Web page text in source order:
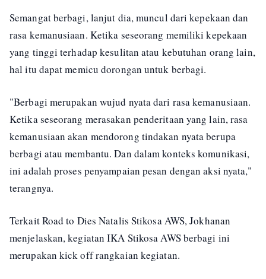
Semangat berbagi, lanjut dia, muncul dari kepekaan dan
rasa kemanusiaan. Ketika seseorang memiliki kepekaan
yang tinggi terhadap kesulitan atau kebutuhan orang lain,
hal itu dapat memicu dorongan untuk berbagi.
"Berbagi merupakan wujud nyata dari rasa kemanusiaan.
Ketika seseorang merasakan penderitaan yang lain, rasa
kemanusiaan akan mendorong tindakan nyata berupa
berbagi atau membantu. Dan dalam konteks komunikasi,
ini adalah proses penyampaian pesan dengan aksi nyata,"
terangnya.
Terkait Road to Dies Natalis Stikosa AWS, Jokhanan
menjelaskan, kegiatan IKA Stikosa AWS berbagi ini
merupakan kick off rangkaian kegiatan.